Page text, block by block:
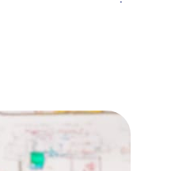
de inglês tem